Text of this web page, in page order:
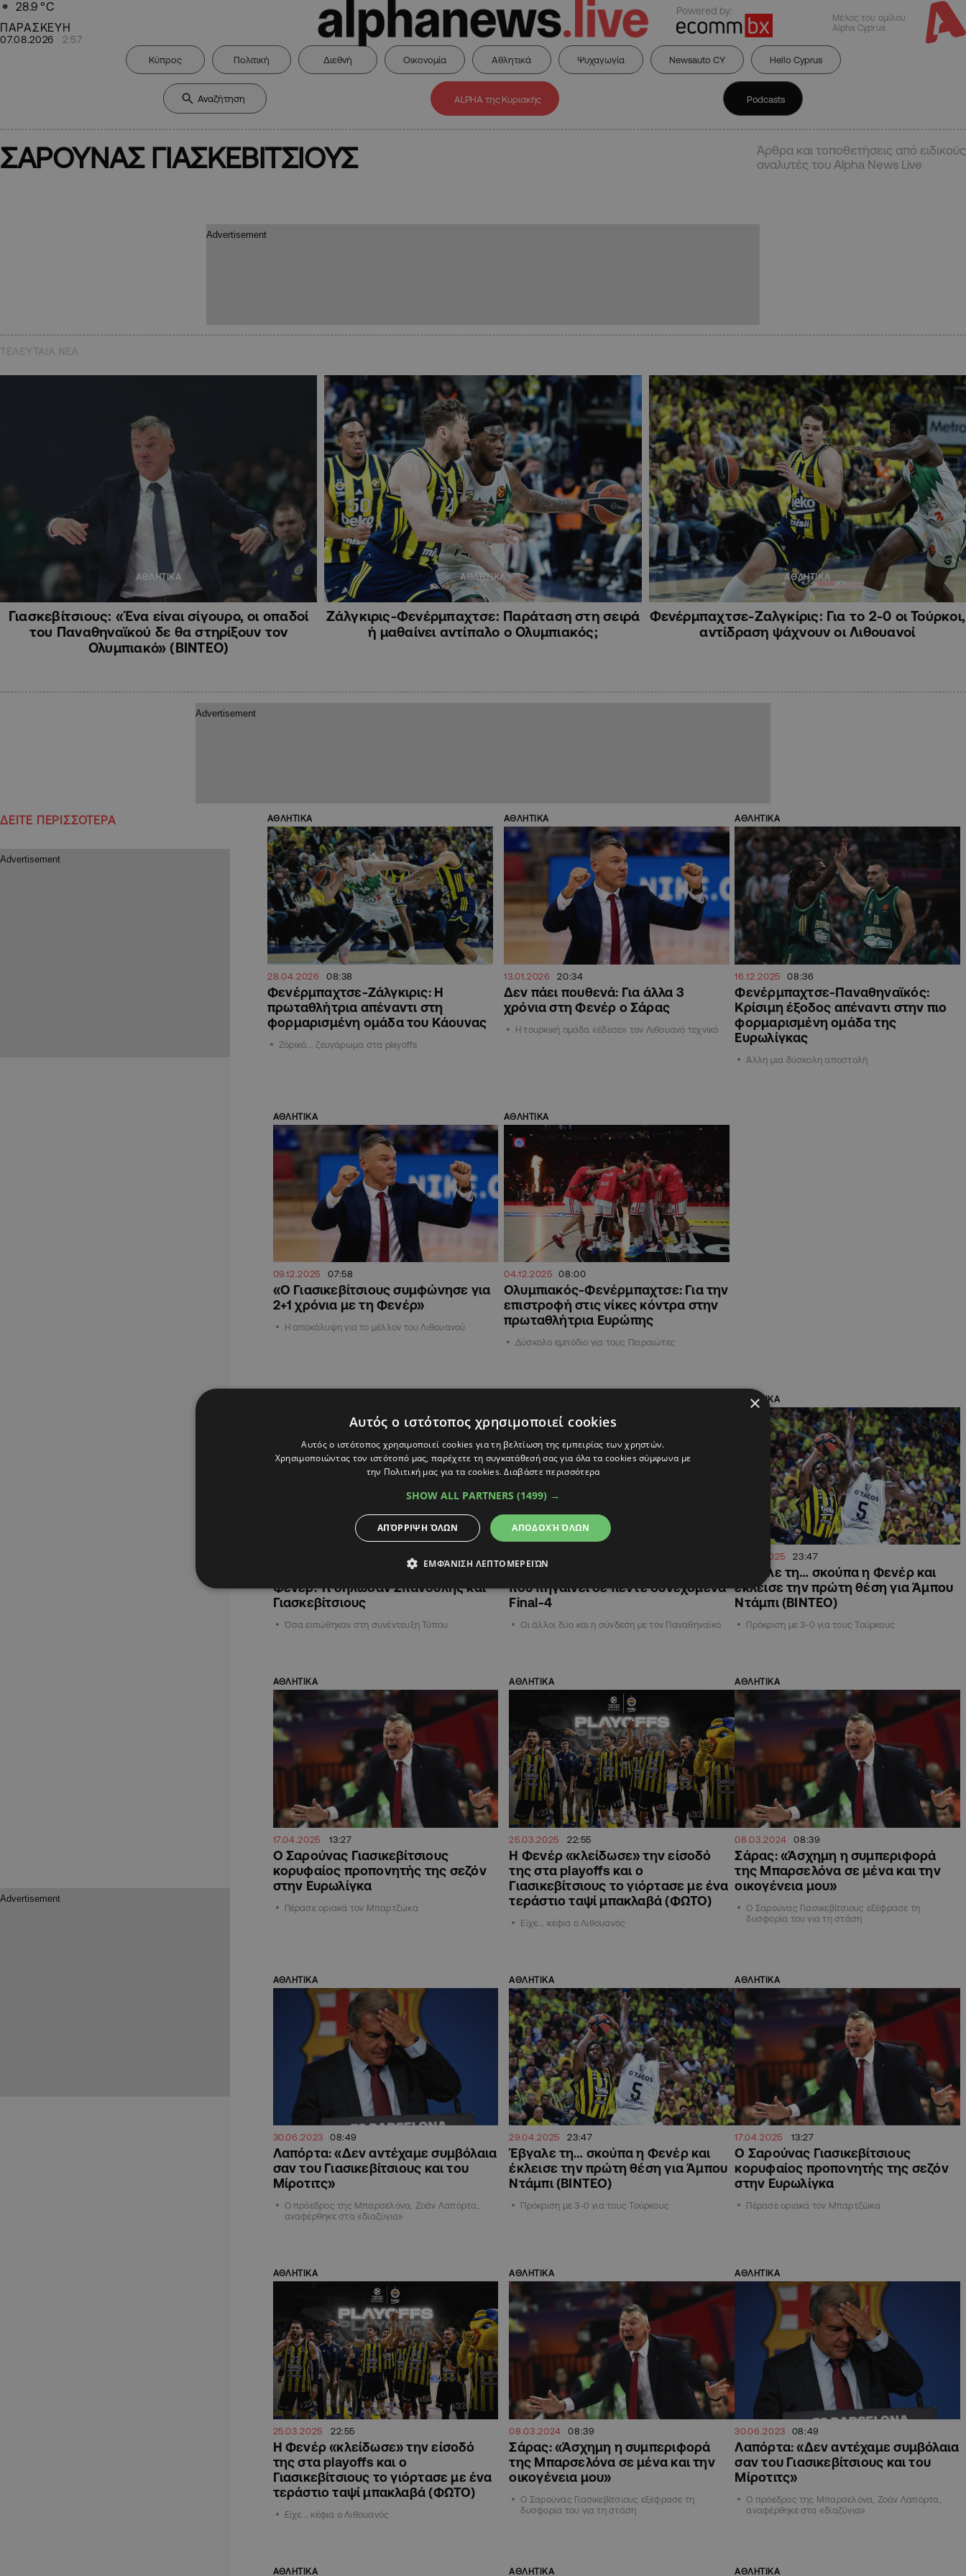
28.9 °C
ΠΑΡΑΣΚΕΥΗ
07.08.2026 2:57
Powered by:
Μέλος του ομίλου
Alpha Cyprus
Κύπρος Πολιτική Διεθνή Οικονομία Αθλητικά Ψυχαγωγία Newsauto CY Hello Cyprus
ALPHA της Κυριακής Podcasts
ΣΑΡΟΥΝΑΣ ΓΙΑΣΚΕΒΙΤΣΙΟΥΣ
Άρθρα και τοποθετήσεις από ειδικούς
αναλυτές του Alpha News Live
ΑΘΛΗΤΙΚΑ
Γιασκεβίτσιους: «Ένα είναι σίγουρο, οι οπαδοί
του Παναθηναϊκού δε θα στηρίξουν τον
Ολυμπιακό» (ΒΙΝΤΕΟ)
ΑΘΛΗΤΙΚΑ
Ζάλγκιρις-Φενέρμπαχτσε: Παράταση στη σειρά
ή μαθαίνει αντίπαλο ο Ολυμπιακός;
ΑΘΛΗΤΙΚΑ
Φενέρμπαχτσε-Ζαλγκίρις: Για το 2-0 οι Τούρκοι,
αντίδραση ψάχνουν οι Λιθουανοί
ΔΕΙΤΕ ΠΕΡΙΣΣΟΤΕΡΑ ΑΘΛΗΤΙΚΑ
28.04.2026 08:38
Φενέρμπαχτσε-Ζάλγκιρις: Η
πρωταθλήτρια απέναντι στη
φορμαρισμένη ομάδα του Κάουνας
Ζόρικό... ζευγάρωμα στα playoffs
ΑΘΛΗΤΙΚΑ
13.01.2026 20:34
Δεν πάει πουθενά: Για άλλα 3
χρόνια στη Φενέρ ο Σάρας
Η τουρκική ομάδα «έδεσε» τον Λιθουανό τεχνικό
ΑΘΛΗΤΙΚΑ
16.12.2025 08:36
Φενέρμπαχτσε-Παναθηναϊκός:
Κρίσιμη έξοδος απέναντι στην πιο
φορμαρισμένη ομάδα της
Ευρωλίγκας
Άλλη μια δύσκολη αποστολή
ΑΘΛΗΤΙΚΑ
09.12.2025 07:58
«Ο Γιασικεβίτσιους συμφώνησε για
2+1 χρόνια με τη Φενέρ»
Η αποκάλυψη για το μέλλον του Λιθουανού
ΑΘΛΗΤΙΚΑ
04.12.2025 08:00
Ολυμπιακός-Φενέρμπαχτσε: Για την
επιστροφή στις νίκες κόντρα στην
πρωταθλήτρια Ευρώπης
Δύσκολο εμπόδιο για τους Πειραιώτες
Έτοιμοι για Final-4 Μονακό και
Φενέρ: Τι δήλωσαν Σπανούλης και
Γιασκεβίτσιους
Όσα ειπώθηκαν στη συνέντευξη Τύπου
που πηγαίνει σε πέντε συνεχόμενα
Final-4
Οι άλλοι δύο και η σύνδεση με τον Παναθηναϊκό
ΑΘΛΗΤΙΚΑ
29.04.2025 23:47
Έβγαλε τη… σκούπα η Φενέρ και
έκλεισε την πρώτη θέση για Άμπου
Ντάμπι (ΒΙΝΤΕΟ)
Πρόκριση με 3-0 για τους Τούρκους
ΑΘΛΗΤΙΚΑ
17.04.2025 13:27
Ο Σαρούνας Γιασικεβίτσιους
κορυφαίος προπονητής της σεζόν
στην Ευρωλίγκα
Πέρασε οριακά τον Μπαρτζώκα
ΑΘΛΗΤΙΚΑ
25.03.2025 22:55
Η Φενέρ «κλείδωσε» την είσοδό
της στα playoffs και ο
Γιασικεβίτσιους το γιόρτασε με ένα
τεράστιο ταψί μπακλαβά (ΦΩΤΟ)
Είχε... κέφια ο Λιθουανός
ΑΘΛΗΤΙΚΑ
08.03.2024 08:39
Σάρας: «Άσχημη η συμπεριφορά
της Μπαρσελόνα σε μένα και την
οικογένεια μου»
Ο Σαρούνας Γιασικεβίτσιους εξέφρασε τη
δυσφορία του για τη στάση
ΑΘΛΗΤΙΚΑ
30.06.2023 08:49
Λαπόρτα: «Δεν αντέχαμε συμβόλαια
σαν του Γιασικεβίτσιους και του
Μίροτιτς»
Ο πρόεδρος της Μπαρσελόνα, Ζοάν Λαπόρτα,
αναφέρθηκε στα «διαζύγια»
ΑΘΛΗΤΙΚΑ
29.04.2025 23:47
Έβγαλε τη… σκούπα η Φενέρ και
έκλεισε την πρώτη θέση για Άμπου
Ντάμπι (ΒΙΝΤΕΟ)
Πρόκριση με 3-0 για τους Τούρκους
ΑΘΛΗΤΙΚΑ
17.04.2025 13:27
Ο Σαρούνας Γιασικεβίτσιους
κορυφαίος προπονητής της σεζόν
στην Ευρωλίγκα
Πέρασε οριακά τον Μπαρτζώκα
ΑΘΛΗΤΙΚΑ
25.03.2025 22:55
Η Φενέρ «κλείδωσε» την είσοδό
της στα playoffs και ο
Γιασικεβίτσιους το γιόρτασε με ένα
τεράστιο ταψί μπακλαβά (ΦΩΤΟ)
Είχε... κέφια ο Λιθουανός
ΑΘΛΗΤΙΚΑ
08.03.2024 08:39
Σάρας: «Άσχημη η συμπεριφορά
της Μπαρσελόνα σε μένα και την
οικογένεια μου»
Ο Σαρούνας Γιασικεβίτσιους εξέφρασε τη
δυσφορία του για τη στάση
ΑΘΛΗΤΙΚΑ
30.06.2023 08:49
Λαπόρτα: «Δεν αντέχαμε συμβόλαια
σαν του Γιασικεβίτσιους και του
Μίροτιτς»
Ο πρόεδρος της Μπαρσελόνα, Ζοάν Λαπόρτα,
αναφέρθηκε στα «διαζύγια»
ΑΘΛΗΤΙΚΑ ΑΘΛΗΤΙΚΑ ΑΘΛΗΤΙΚΑ
×
Αυτός ο ιστότοπος χρησιμοποιεί cookies
Αυτός ο ιστότοπος χρησιμοποιεί cookies για τη βελτίωση της εμπειρίας των χρηστών.
Χρησιμοποιώντας τον ιστότοπό μας, παρέχετε τη συγκατάθεσή σας για όλα τα cookies σύμφωνα με
την Πολιτική μας για τα cookies.Διαβάστε περισσότερα
SHOW ALL PARTNERS (1499) →
ΑΠΟΔΟΧΉ ΌΛΩΝ
ΑΠΌΡΡΙΨΗ ΌΛΩΝ
ΕΜΦΆΝΙΣΗ ΛΕΠΤΟΜΕΡΕΙΏΝ